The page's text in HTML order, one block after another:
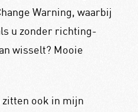
Warning, waarbij
u zonder richting-
wisselt? Mooie
zitten ook in mijn